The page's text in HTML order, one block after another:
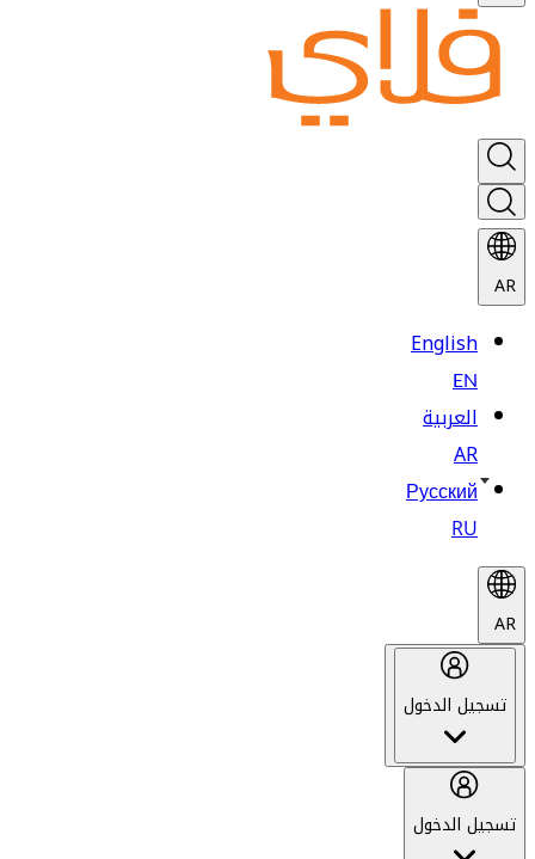
AR
English
EN
العربية
AR
Русский
RU
AR
تسجيل الدخول
تسجيل الدخول